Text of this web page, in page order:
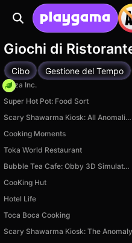
Giochi di
Cibo Gestione del Tempo
Pizza Inc.
Super Hot Pot: Food Sort
Scary Shawarma Kiosk: All Anomalies
Cooking Moments
Toka World Restaurant
Bubble Tea Cafe: Obby 3D Simulator Tycoon
CooKing Hut
Hotel Life
Toca Boca Cooking
Scary Shawarma Kiosk: The Anomaly